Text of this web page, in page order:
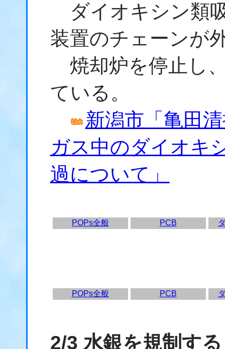
ダイオキシン類
装置のチェーンが
焼却炉を停止し
ている。
新潟市「亀田
ガス中のダイオキ
過について」
POPs全般 PCB
POPs全般 PCB
2/3 水銀を規制す